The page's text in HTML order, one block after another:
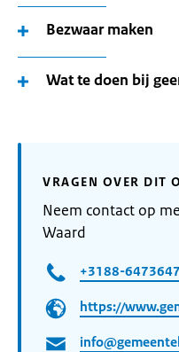
Bezwaar maken
Wat te doen bij
VRAGEN OVER DIT
Neem contact op
Waard
+3188-6473647
https://